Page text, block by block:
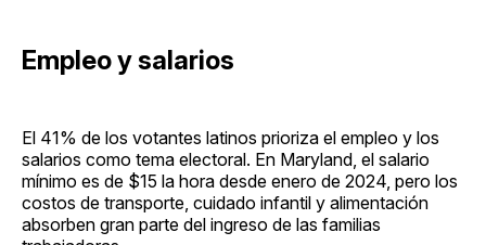
Empleo y salarios
El 41% de los votantes latinos prioriza el empleo y los
salarios como tema electoral. En Maryland, el salario
mínimo es de $15 la hora desde enero de 2024, pero los
costos de transporte, cuidado infantil y alimentación
absorben gran parte del ingreso de las familias